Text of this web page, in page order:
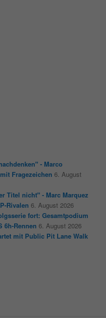
- Marco
Fragezeichen 6. August
Titel nicht" - Marc Marquez
Rivalen 6. August 2026
fort: Gesamtpodium
6h-Rennen 6. August 2026
mit Public Pit Lane Walk